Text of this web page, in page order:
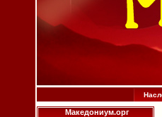
Македониум.орг